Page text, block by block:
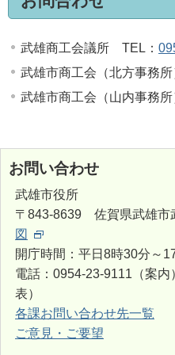
武雄商工会議所 TEL：
武雄市商工会（北方事務
武雄市商工会（山内事務
お問い合わせ
武雄市役所
〒843-8639 佐賀県武雄市
図
開庁時間：平日8時30分～
電話：0954-23-9111（案
表）
各課お問い合わせ先一覧
ご意見・ご要望